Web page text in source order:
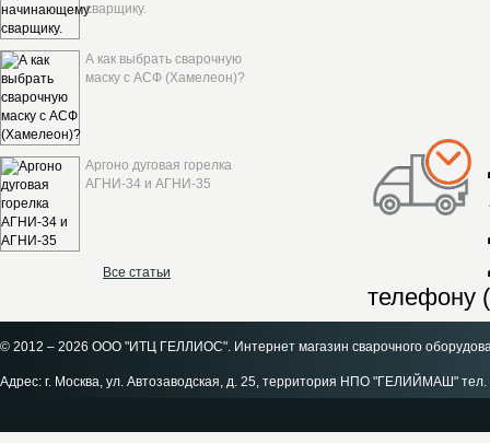
сварщику.
А как выбрать сварочную
маску с АСФ (Хамелеон)?
Аргоно дуговая горелка
АГНИ-34 и АГНИ-35
Все статьи
телефону
© 2012 – 2026 ООО "ИТЦ ГЕЛЛИОС". Интернет магазин сварочного
Адрес: г. Москва, ул. Автозаводская, д. 25, территория НПО "ГЕЛИЙМАШ"